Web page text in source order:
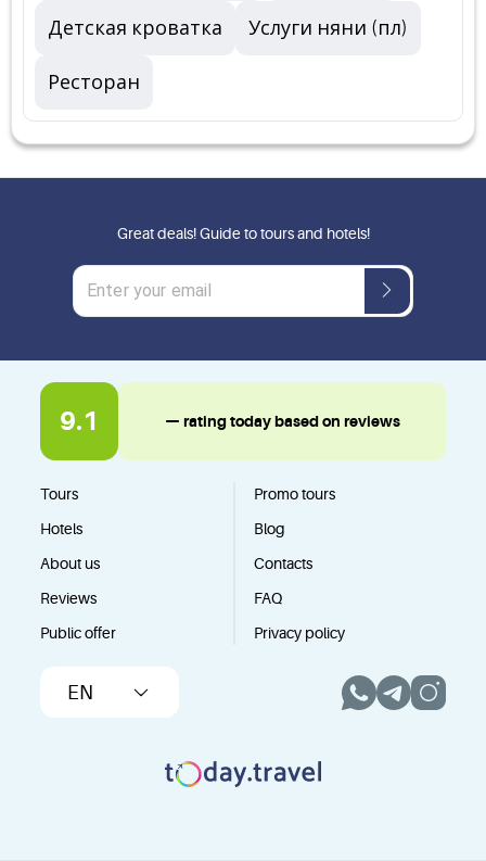
Детская кроватка Услуги няни (пл)
Ресторан
9.1 — rating today based on reviews
Tours
Promo tours
Hotels
Blog
About us
Contacts
Reviews
FAQ
Public offer
Privacy policy
EN
Great deals! Guide to tours and hotels!